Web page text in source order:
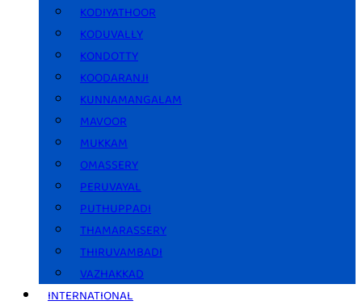
KODIYATHOOR
KODUVALLY
KONDOTTY
KOODARANJI
KUNNAMANGALAM
MAVOOR
MUKKAM
OMASSERY
PERUVAYAL
PUTHUPPADI
THAMARASSERY
THIRUVAMBADI
VAZHAKKAD
INTERNATIONAL